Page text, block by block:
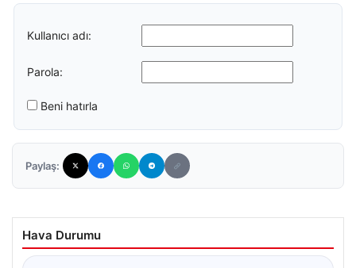
Kullanıcı adı:
Parola:
Beni hatırla
Paylaş:
Hava Durumu